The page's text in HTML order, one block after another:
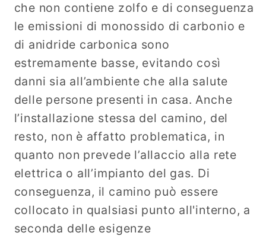
che non contiene zolfo e di conseguenza
le emissioni di monossido di carbonio e
di anidride carbonica sono
estremamente basse, evitando così
danni sia all’ambiente che alla salute
delle persone presenti in casa. Anche
l’installazione stessa del camino, del
resto, non è affatto problematica, in
quanto non prevede l’allaccio alla rete
elettrica o all’impianto del gas. Di
conseguenza, il camino può essere
collocato in qualsiasi punto all'interno, a
seconda delle esigenze